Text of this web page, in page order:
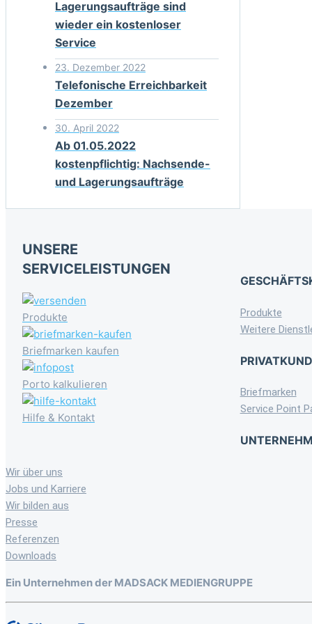
Lagerungsaufträge sind
wieder ein kostenloser
Service
Telefonische Erreichbarkeit
Dezember
23. Dezember 2022
Ab 01.05.2022
kostenpflichtig: Nachsende-
und Lagerungsaufträge
30. April 2022
UNSERE
SERVICELEISTUNGEN
Produkte
Briefmarken kaufen
Porto kalkulieren
Hilfe & Kontakt
Produkte
Weitere
Briefmarken
Service Point
Wir über uns
Jobs und Karriere
Wir bilden aus
Presse
Referenzen
Downloads
Ein Unternehmen der MADSACK MEDIENGRUPPE